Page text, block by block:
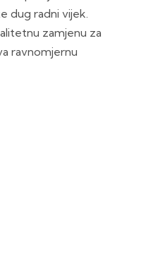
dug radni vijek.
zamjenu za
ravnomjernu